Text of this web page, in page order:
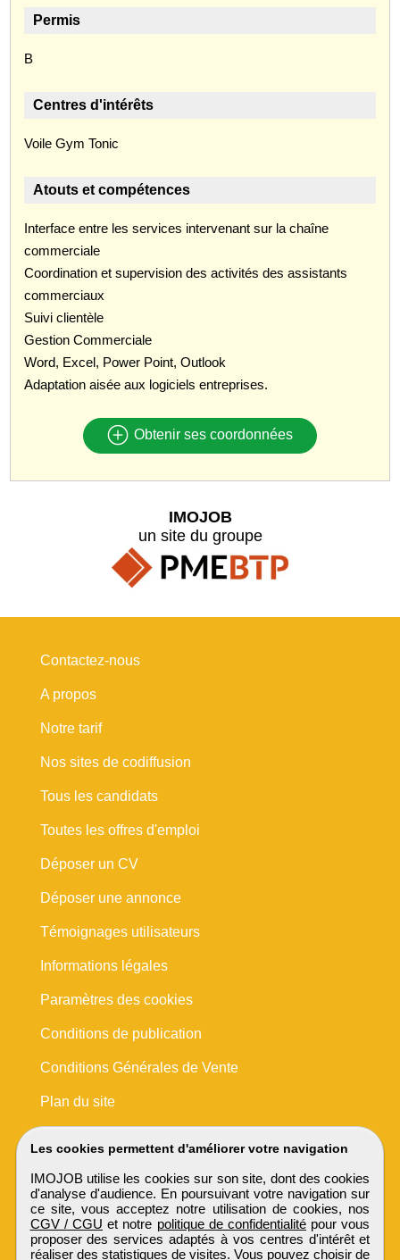
Permis
B
Centres d'intérêts
Voile Gym Tonic
Atouts et compétences
Interface entre les services intervenant sur la chaîne
commerciale
Coordination et supervision des activités des assistants
commerciaux
Suivi clientèle
Gestion Commerciale
Word, Excel, Power Point, Outlook
Adaptation aisée aux logiciels entreprises.
Obtenir ses coordonnées
Les cookies permettent d'améliorer votre navigation
IMOJOB utilise les cookies sur son site, dont des cookies
d'analyse d'audience. En poursuivant votre navigation sur
ce site, vous acceptez notre utilisation de cookies, nos
CGV / CGU et notre politique de confidentialité pour vous
proposer des services adaptés à vos centres d'intérêt et
réaliser des statistiques de visites. Vous pouvez choisir de
IMOJOB
un site du groupe
Contactez-nous
A propos
Notre tarif
Nos sites de codiffusion
Tous les candidats
Toutes les offres d'emploi
Déposer un CV
Déposer une annonce
Témoignages utilisateurs
Informations légales
Paramètres des cookies
Conditions de publication
Conditions Générales de Vente
Plan du site